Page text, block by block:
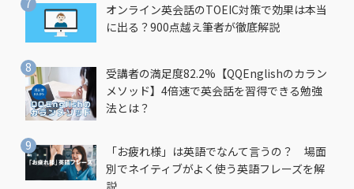
オンライン英会話のTOEIC対策で効果は本当
に出る？900点越え筆者が徹底解説
受講者の満足度82.2%【QQEnglishのカラン
メソッド】4倍速で英会話を習得できる勉強
法とは？
「お疲れ様」は英語でなんて言うの？ 場面
別でネイティブがよく使う英語フレーズを解
説